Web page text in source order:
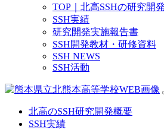
TOP｜北高SSHの研究開
SSH実績
研究開発実施報告書
SSH開発教材・研修資料
SSH NEWS
SSH活動
北高のSSH研究開発概要
SSH実績